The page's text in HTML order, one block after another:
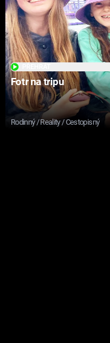
Fotr na tripu
Rodinný / Reality / Cestopisný